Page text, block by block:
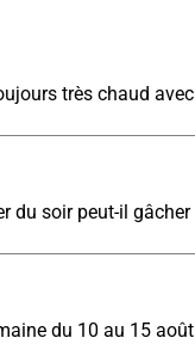
du 10 au 15 août